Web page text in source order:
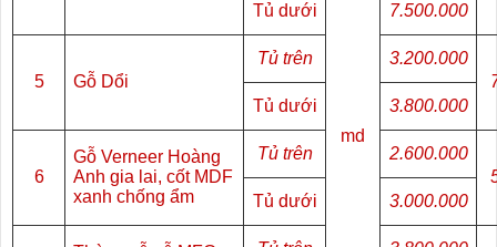
md
Tủ dưới
7.500.000
5 Gỗ Dổi
Tủ trên
3.200.000
Tủ dưới
3.800.000
6
Gỗ Verneer Hoàng
Anh gia lai, cốt MDF
xanh chống ẩm
Tủ trên
2.600.000
Tủ dưới
3.000.000